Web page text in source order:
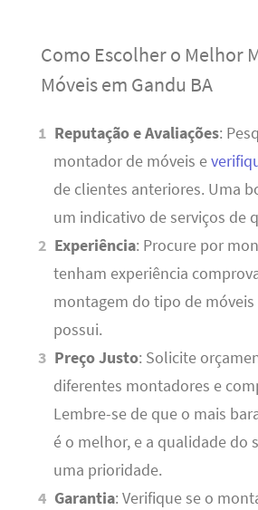
Como Escolher o Melhor
Móveis em Gandu BA
Reputação e Avaliações:
montador de móveis e
de clientes anteriores. Uma
um indicativo de serviços de
Experiência: Procure por
tenham experiência
montagem do tipo de móveis
possui.
Preço Justo: Solicite
diferentes montadores e
Lembre-se de que o mais
é o melhor, e a qualidade do
uma prioridade.
Garantia: Verifique se o